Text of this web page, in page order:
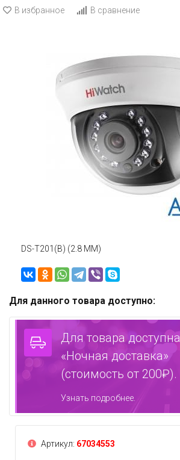
В избранное
В сравнение
DS-T201(B) (2.8 MM)
Для данного товара доступно:
Для товара доступна
«Ночная доставка»
(стоимость от 200₽).
Узнать подробнее.
Артикул: 67034553